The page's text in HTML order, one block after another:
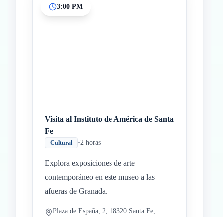
3:00 PM
Visita al Instituto de América de Santa
Fe
Cultural •2 horas
Explora exposiciones de arte
contemporáneo en este museo a las
afueras de Granada.
Plaza de España, 2, 18320 Santa Fe,